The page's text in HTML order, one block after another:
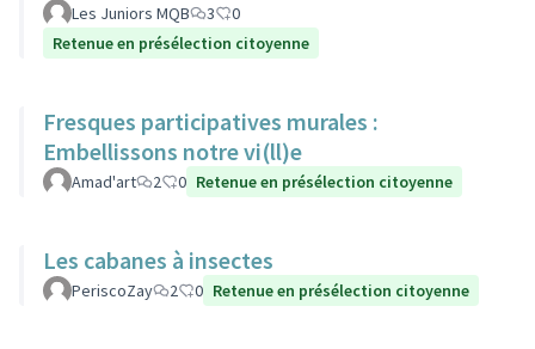
Les Juniors MQB 3
0
Retenue en présélection citoyenne
Fresques participatives murales :
Embellissons notre vi(ll)e
Amad'art 2 0 Retenue en présélection citoyenne
Les cabanes à insectes
PeriscoZay 2 0 Retenue en présélection citoyenne